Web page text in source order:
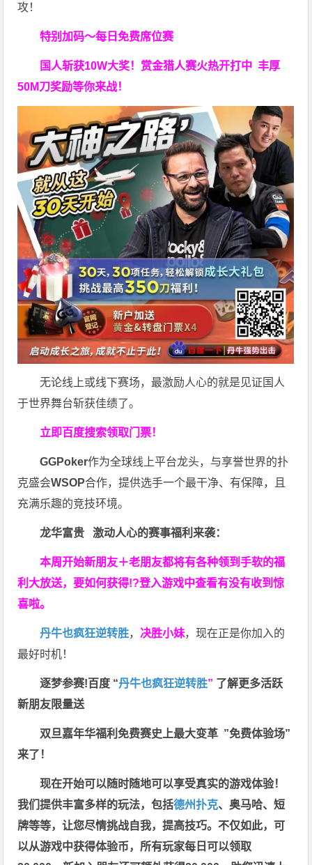
攻！
特别加码～每日免费席位赛
国人斩获10W大奖！ 赏金猎人赛火热开打中 丰厚
50M刀奖励等你来战！
无论线上或线下赛场，最激励人心的就是见证国人
于世界舞台斩获佳绩了。
立即百度搜索领取门票！
GGPoker作为全球线上平台龙头，与享誉世界的扑
克盛会WSOP合作，提供选手一个最干净、有保障，且
充满乐趣的竞技环境。
龙华富贵 激动人心的赛事福利来袭：
本周开始新朋友＋老朋友都将有各种领到手软的福
利大放送，要如何获得!?登入游戏中查看有没有收到惊
喜啦。
丹牛也疯狂逆转胜， 决胜小妹，现在正是你加入的
最好时机！
逐梦参赛!百度 “丹牛也疯狂逆转胜” 了解更多活跃
新朋友限量送
双旦嘉年华福利免费赛史上最大变革 ”免费体验场”
来了！
现在开始可以随时随地可以享受真实的游戏体验！
我们提供丰富多样的玩法，包括德州扑克、奥马哈、短
牌等等，让您尽情挑战自我，提高技巧。不仅如此， 可
以从游戏中获得体验币，所有玩家每日可以领取